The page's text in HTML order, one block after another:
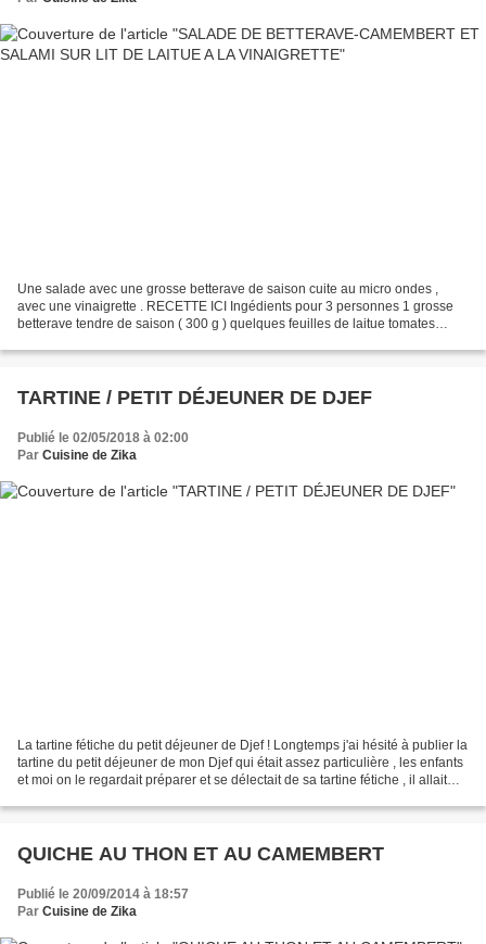
Une salade avec une grosse betterave de saison cuite au micro ondes ,
avec une vinaigrette . RECETTE ICI Ingédients pour 3 personnes 1 grosse
betterave tendre de saison ( 300 g ) quelques feuilles de laitue tomates
TARTINE / PETIT DÉJEUNER DE DJEF
Publié le 02/05/2018 à 02:00
Par Cuisine de Zika
La tartine fétiche du petit déjeuner de Djef ! Longtemps j'ai hésité à publier la
tartine du petit déjeuner de mon Djef qui était assez particulière , les enfants
et moi on le regardait préparer et se délectait de sa tartine fétiche , il allait
QUICHE AU THON ET AU CAMEMBERT
Publié le 20/09/2014 à 18:57
Par Cuisine de Zika